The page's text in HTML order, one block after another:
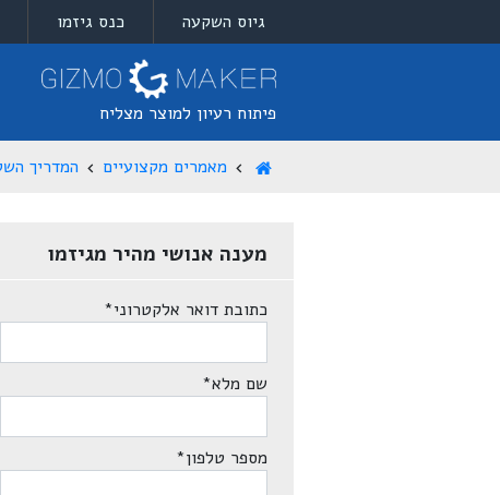
גיוס השקעה כנס גיזמו
פיתוח רעיון למוצר מצליח
מאמרים מקצועיים המדריך
מענה אנושי מהיר מגיזמו
כתובת דואר אלקטרוני*
שם מלא*
מספר טלפון*